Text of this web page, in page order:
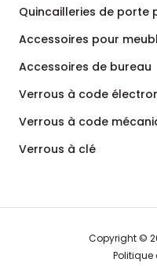
Quincailleries de porte
Accessoires pour
Accessoires de bureau
Verrous à code
Verrous à code
Verrous à clé
Copyright ©